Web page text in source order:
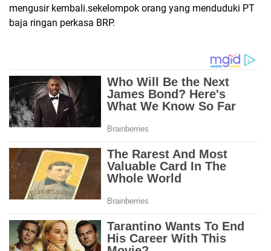
mengusir kembali.sekelompok orang yang menduduki PT
baja ringan perkasa BRP.